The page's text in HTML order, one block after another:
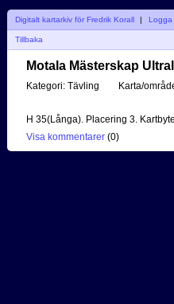
Digitalt kartarkiv för Fredrik Korall | Logga
Tillbaka
Motala Mästerskap
Kategori: Tävling Karta/
H 35(Långa). Placering 3. Kartbyte
Visa kommentarer (0)